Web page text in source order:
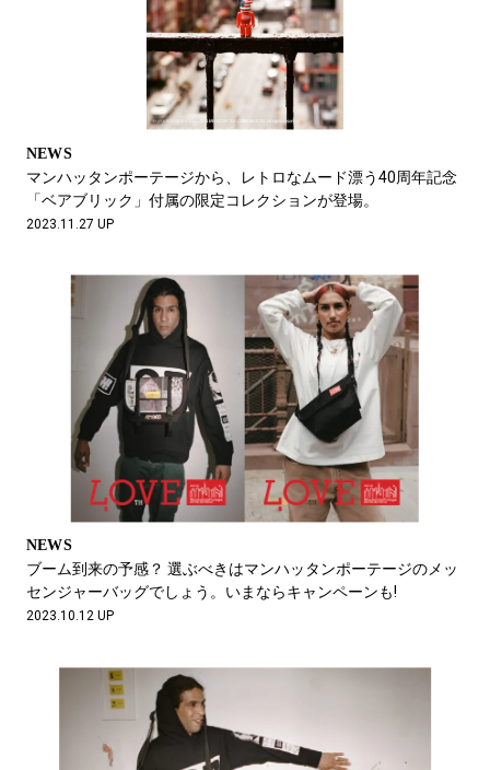
NEWS
マンハッタンポーテージから、レトロなムード漂う40周年記念
「ベアブリック」付属の限定コレクションが登場。
2023.11.27 UP
NEWS
ブーム到来の予感？ 選ぶべきはマンハッタンポーテージのメッ
センジャーバッグでしょう。いまならキャンペーンも!
2023.10.12 UP